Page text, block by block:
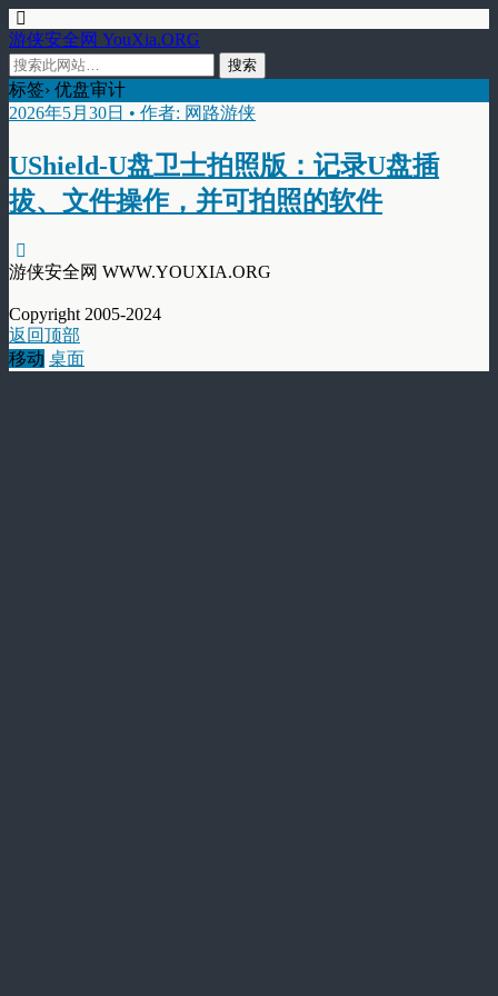
游侠安全网 YouXia.ORG
标签› 优盘审计
2026年5月30日 • 作者: 网路游侠
UShield-U盘卫士拍照版：记录U盘插
拔、文件操作，并可拍照的软件
游侠安全网 WWW.YOUXIA.ORG
Copyright 2005-2024
返回顶部
移动 桌面